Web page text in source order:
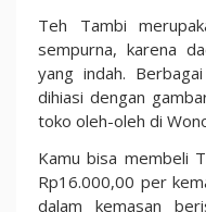
Teh Tambi
sempurna, karena
yang indah.
dihiasi dengan
toko oleh-oleh di
Kamu bisa membeli
Rp16.000,00 per
dalam kemasan